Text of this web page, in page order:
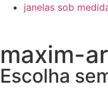
janelas sob
maxim-ar
Escolha